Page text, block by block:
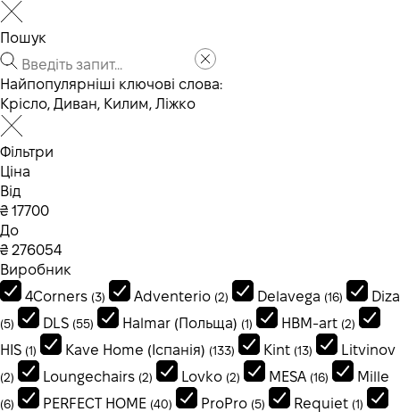
Пошук
Найпопулярніші ключові слова:
Крісло, Диван, Килим, Ліжко
Фільтри
Ціна
Від
₴
До
₴
Виробник
4Corners (3) Adventerio (2) Delavega (16) Diza
(5) DLS (55) Halmar (Польща) (1) HBM-art (2)
HIS (1) Kave Home (Іспанія) (133) Kint (13) Litvinov
(2) Loungechairs (2) Lovko (2) MESA (16) Mille
(6) PERFECT HOME (40) ProPro (5) Requiet (1)